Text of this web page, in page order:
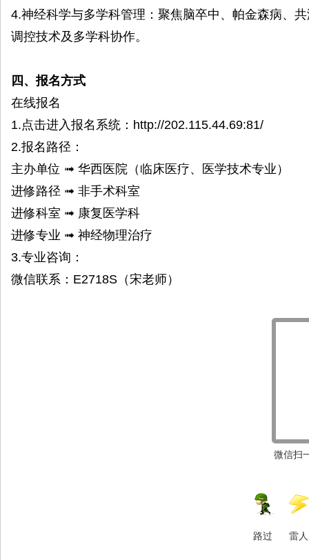
4.神经科学与多学科管理：聚焦脑卒中、帕金森病、
调控技术及多学科协作。
四、报名方式
在线报名
1.点击进入报名系统：http://202.115.44.69:81/
2.报名路径：
主办单位 ➟ 华西医院（临床医疗、医学技术专业）
进修路径 ➟ 非手术科室
进修科室 ➟ 康复医学科
进修专业 ➟ 神经物理治疗
3.专业咨询：
微信联系：E2718S（宋老师）
微信扫
路过 雷人